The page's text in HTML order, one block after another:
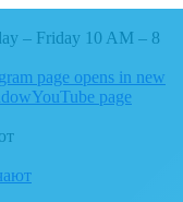
– Friday 10 AM – 8
page opens in new
YouTube page